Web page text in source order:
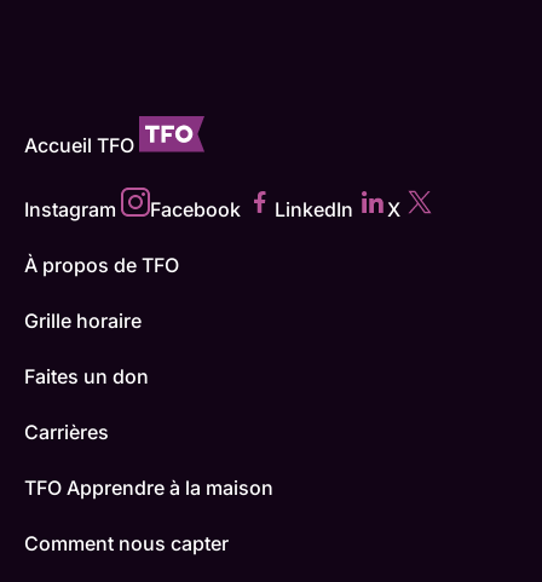
Accueil TFO
Instagram Facebook LinkedIn X
À propos de TFO
Grille horaire
Faites un don
Carrières
TFO Apprendre à la maison
Comment nous capter